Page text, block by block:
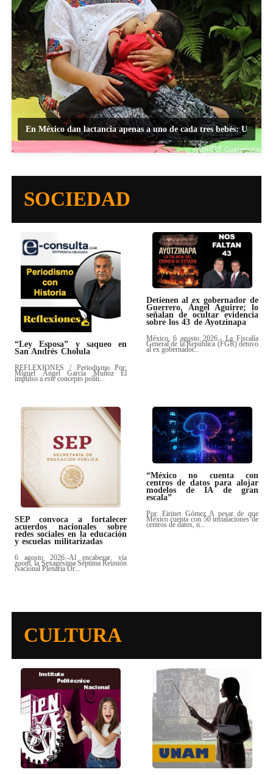
En México dan lactancia apenas a uno de cada tres bebés: U
SOCIEDAD
“Ley Esposa” y saqueo en
San Andrés Cholula
REFLEXIONES / Periodismo Por:
Miguel Ángel García Muñoz El
impulso a este concepto políti...
Detienen al ex gobernador de
Guerrero, Ángel Aguirre; lo
señalan de ocultar evidencia
sobre los 43 de Ayotzinapa
México, 6 agosto 2026.- La Fiscalía
General de la República (FGR) detuvo
al ex gobernador...
SEP convoca a fortalecer
acuerdos nacionales sobre
redes sociales en la educación
y escuelas militarizadas
6 agosto 2026.-Al encabezar, vía
zoom, la Sexagésima Séptima Reunión
Nacional Plenaria Or...
“México no cuenta con
centros de datos para alojar
modelos de IA de gran
escala”
Por: Eirinet Gómez A pesar de que
México cuenta con 50 instalaciones de
centros de datos, n...
CULTURA